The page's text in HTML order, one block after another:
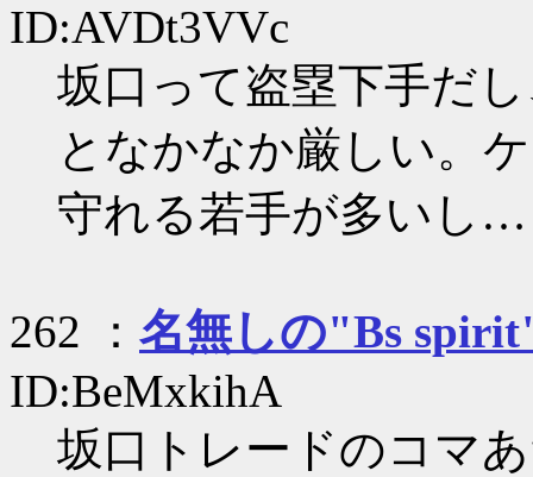
ID:AVDt3VVc
坂口って盗塁下手だ
となかなか厳しい。
守れる若手が多いし…
262 ： 名無しの"Bs
ID:BeMxkihA
坂口トレードのコマ